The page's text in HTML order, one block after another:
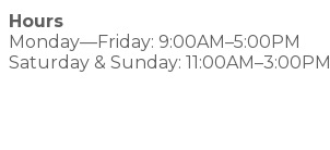
Hours
Monday—Friday: 9:00AM–5:00PM
Saturday & Sunday: 11:00AM–3:00PM